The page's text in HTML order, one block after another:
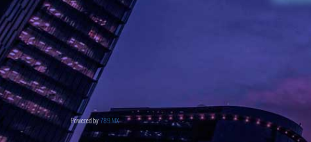
Powered by789.MX